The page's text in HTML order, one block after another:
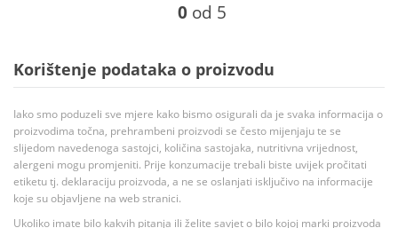
0 od 5
Korištenje podataka o proizvodu
Iako smo poduzeli sve mjere kako bismo osigurali da je svaka informacija o
proizvodima točna, prehrambeni proizvodi se često mijenjaju te se
slijedom navedenoga sastojci, količina sastojaka, nutritivna vrijednost,
alergeni mogu promjeniti. Prije konzumacije trebali biste uvijek pročitati
etiketu tj. deklaraciju proizvoda, a ne se oslanjati isključivo na informacije
koje su objavljene na web stranici.
Ukoliko imate bilo kakvih pitanja ili želite savjet o bilo kojoj marki proizvoda